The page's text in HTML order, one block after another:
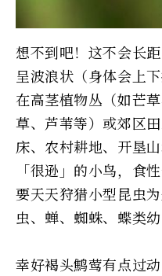
想不到吧！这不会长
呈波浪状（身体会上
在高茎植物丛（如芒
草、芦苇等）或郊区
床、农村耕地、开垦
「很逊」的小鸟，食
要天天狩猎小型昆虫
虫、蝉、蜘蛛、蝶类幼
幸好褐头鹪莺有点过